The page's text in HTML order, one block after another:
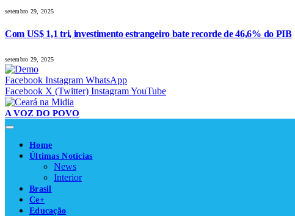
setembro 29, 2025
Com US$ 1,1 tri, investimento estrangeiro bate recorde de 46,6% do PIB
setembro 29, 2025
Facebook Instagram WhatsApp
Facebook X (Twitter) InstagramYouTube
A VOZ DO POVO
Home
Últimas Notícias
News
Interior
Brasil
Ce+
Educação